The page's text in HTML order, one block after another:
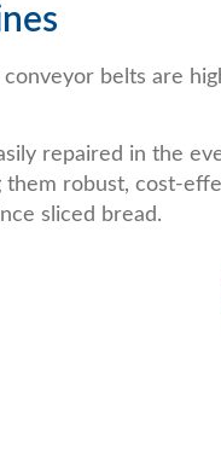
conveyor belts are
repaired in the
them robust, cost-
sliced bread.